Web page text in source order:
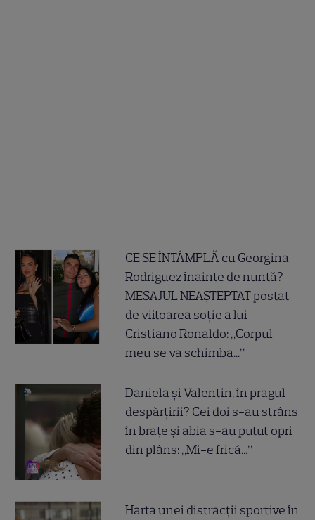
CE SE ÎNTÂMPLĂ cu Georgina
Rodriguez înainte de nuntă?
MESAJUL NEAȘTEPTAT postat
de viitoarea soție a lui
Cristiano Ronaldo: „Corpul
meu se va schimba...”
Daniela și Valentin, în pragul
despărțirii? Cei doi s-au strâns
în brațe și abia s-au putut opri
din plâns: „Mi-e frică...”
Harta unei distracții sportive în